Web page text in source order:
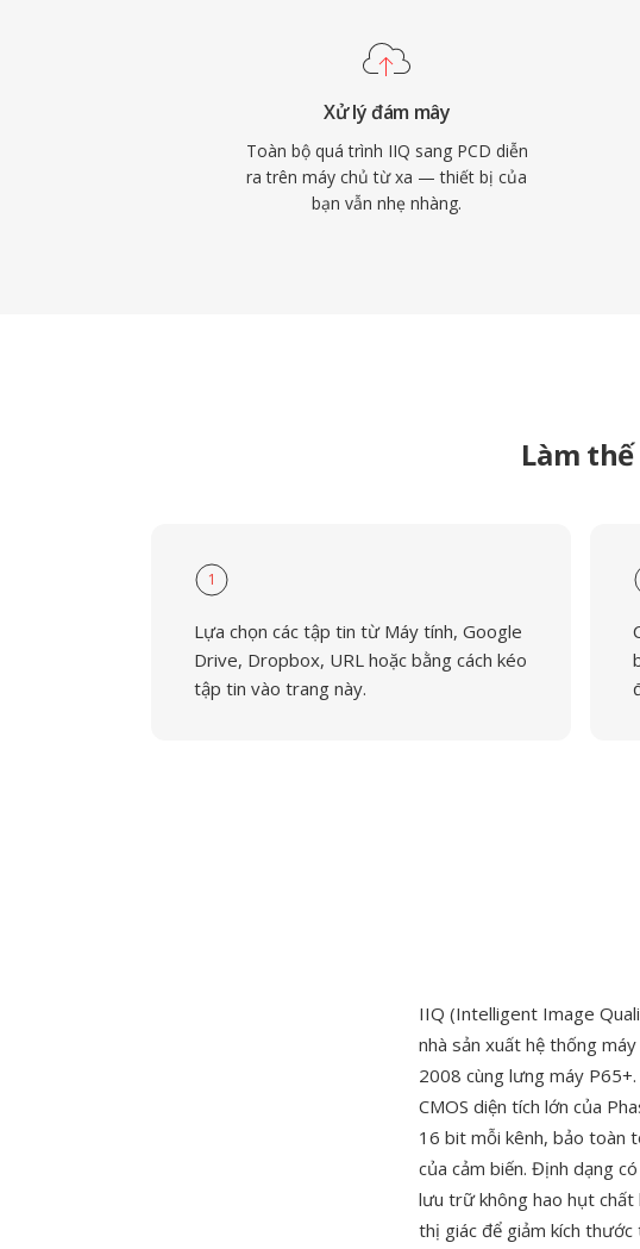
Xử lý đám mây
Toàn bộ quá trình IIQ sang PCD diễn
ra trên máy chủ từ xa — thiết bị của
bạn vẫn nhẹ nhàng.
Làm
1
Lựa chọn các tập tin từ Máy tính, Google
Drive, Dropbox, URL hoặc bằng cách kéo
tập tin vào trang này.
IIQ (Intelligent Image
nhà sản xuất hệ thống
2008 cùng lưng máy
CMOS diện tích lớn của
16 bit mỗi kênh, bảo toàn
của cảm biến. Định dạng
lưu trữ không hao hụt chất
thị giác để giảm kích